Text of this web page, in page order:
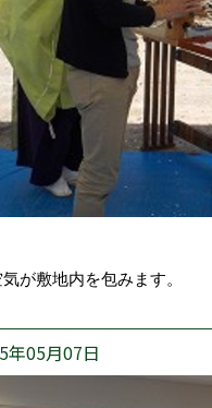
が敷地内を包みます。
05月07日